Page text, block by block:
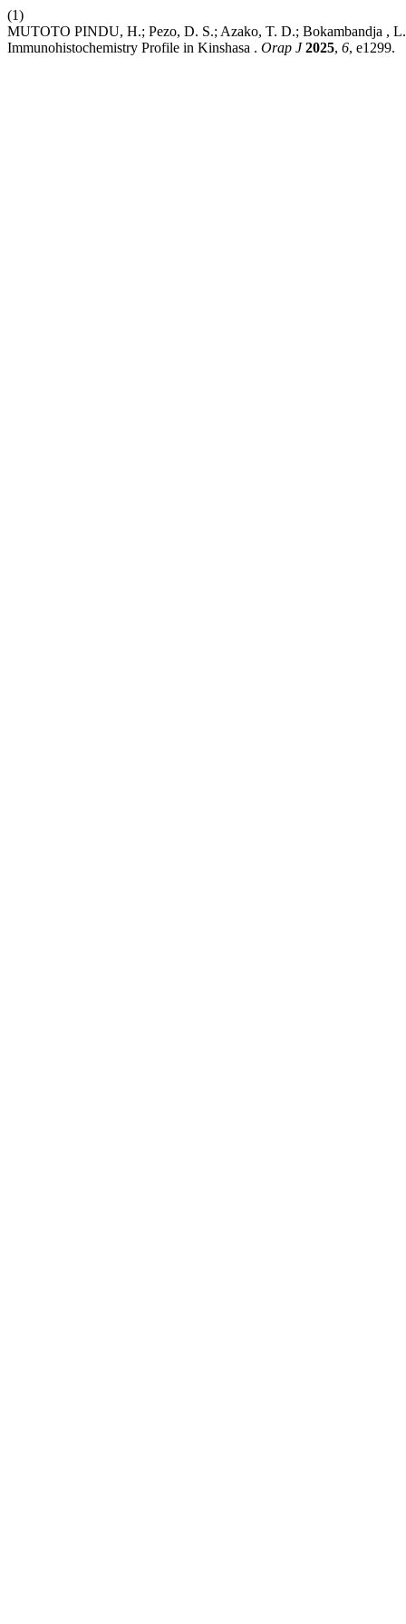
(1)
MUTOTO PINDU, H.; Pezo, D. S.; Azako, T. D.; Bokambandja ,
Immunohistochemistry Profile in Kinshasa . Orap J 2025, 6, e1299.